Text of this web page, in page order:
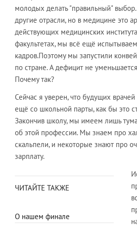
молодых делать "правильный" выбор.
другие отрасли, но в медицине это
действующих медицинских
факультетах, мы всё ещё
кадров.Поэтому мы запустили
по стране. А дефицит не
Почему так?
Сейчас я уверен, что будущих
ещё со школьной парты, как бы это
Закончив школу, мы имеем лишь
об этой профессии. Мы знаем про
скальпели, и некоторые знают про
зарплату.
ЧИТАЙТЕ ТАКЖЕ
О нашем финале